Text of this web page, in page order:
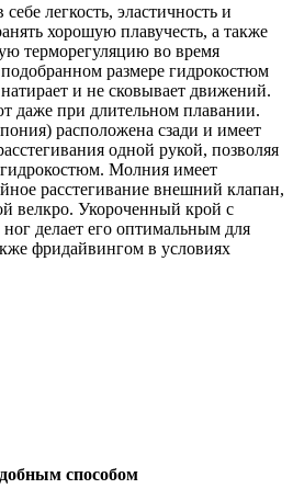
легкость, эластичность и
хорошую плавучесть, а также
терморегуляцию во время
размере гидрокостюм
и не сковывает движений.
даже при длительном плавании.
расположена сзади и имеет
одной рукой, позволяя
Молния имеет
расстегивание внешний клапан,
велкро. Укороченный крой с
делает его оптимальным для
фридайвингом в условиях
способом